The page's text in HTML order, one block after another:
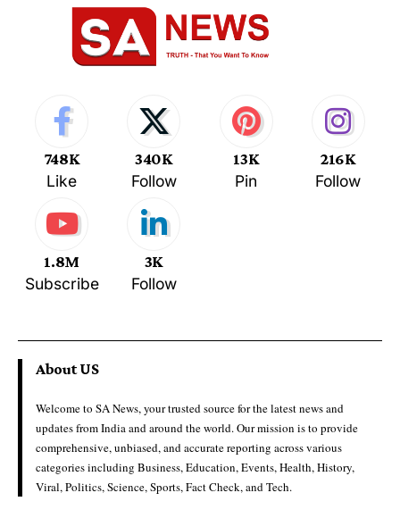
748K
Like
340K
Follow
13K
Pin
216K
Follow
1.8M
Subscribe
3K
Follow
About US
Welcome to SA News, your trusted source for the latest news and
updates from India and around the world. Our mission is to provide
comprehensive, unbiased, and accurate reporting across various
categories including Business, Education, Events, Health, History,
Viral, Politics, Science, Sports, Fact Check, and Tech.